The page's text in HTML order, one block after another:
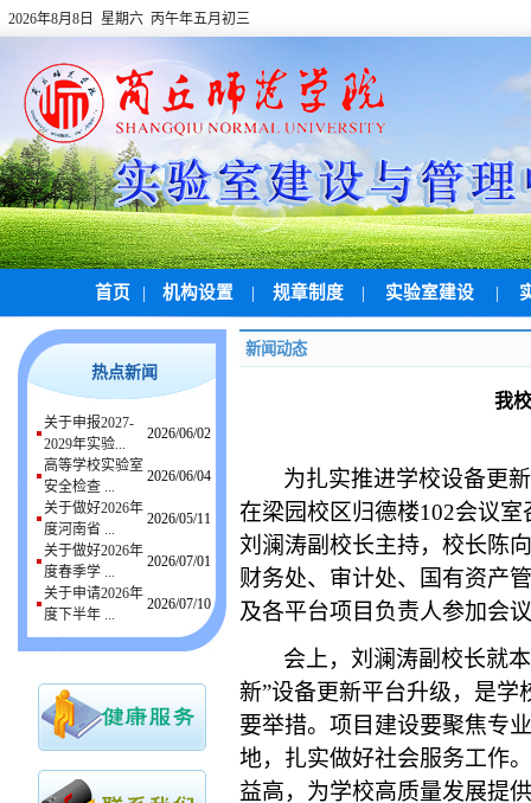
2026年8月8日 星期六 丙午年五月初三
首页 | 机构设置 | 规章制度 | 实验室建设 |
热点新闻
关于申报2027-
2029年实验...
2026/06/02
高等学校实验室
安全检查 ...
2026/06/04
关于做好2026年
度河南省 ...
2026/05/11
关于做好2026年
度春季学 ...
2026/07/01
关于申请2026年
度下半年 ...
2026/07/10
新闻动态
我
为扎实推进学校设备更
在梁园校区归德楼102会议
刘澜涛副校长主持，校长陈
财务处、审计处、国有资产
及各平台项目负责人参加会
会上，刘澜涛副校长就
新”设备更新平台升级，是
要举措。项目建设要聚焦专
地，扎实做好社会服务工作
益高，为学校高质量发展提